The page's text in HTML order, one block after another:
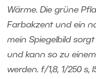
Wärme. Die grüne
Farbakzent und ein
mein Spiegelbild
und kann so zu
werden. f/1,8, 1/250 s,